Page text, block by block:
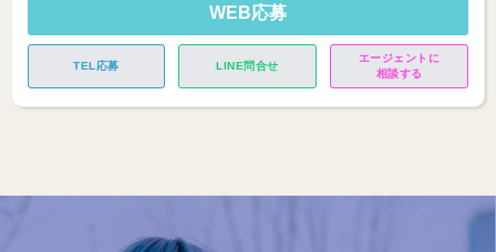
WEB応募
TEL応募 LINE問合せ
エージェントに
相談する